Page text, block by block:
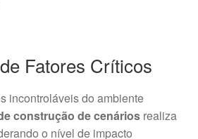
Fatores Críticos
incontroláveis do ambiente
construção de cenáriosrealiza
o nível de impacto